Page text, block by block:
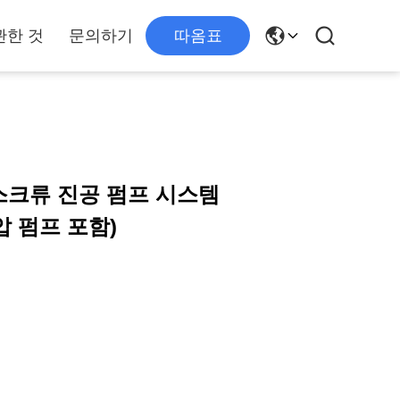
한 것 문의하기 따옴표
류 진공 펌프 시스템
펌프 포함)